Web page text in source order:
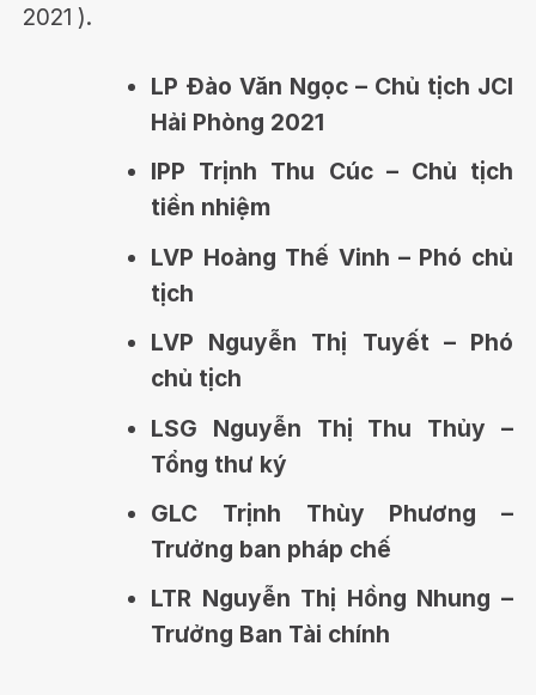
2021 ).
LP Đào Văn Ngọc – Chủ tịch JCI
Hải Phòng 2021
IPP Trịnh Thu Cúc – Chủ tịch
tiền nhiệm
LVP Hoàng Thế Vinh – Phó chủ
tịch
LVP Nguyễn Thị Tuyết – Phó
chủ tịch
LSG Nguyễn Thị Thu Thủy –
Tổng thư ký
GLC Trịnh Thùy Phương –
Trưởng ban pháp chế
LTR Nguyễn Thị Hồng Nhung –
Trưởng Ban Tài chính